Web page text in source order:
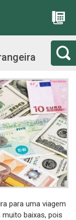
para uma viagem
baixas, pois